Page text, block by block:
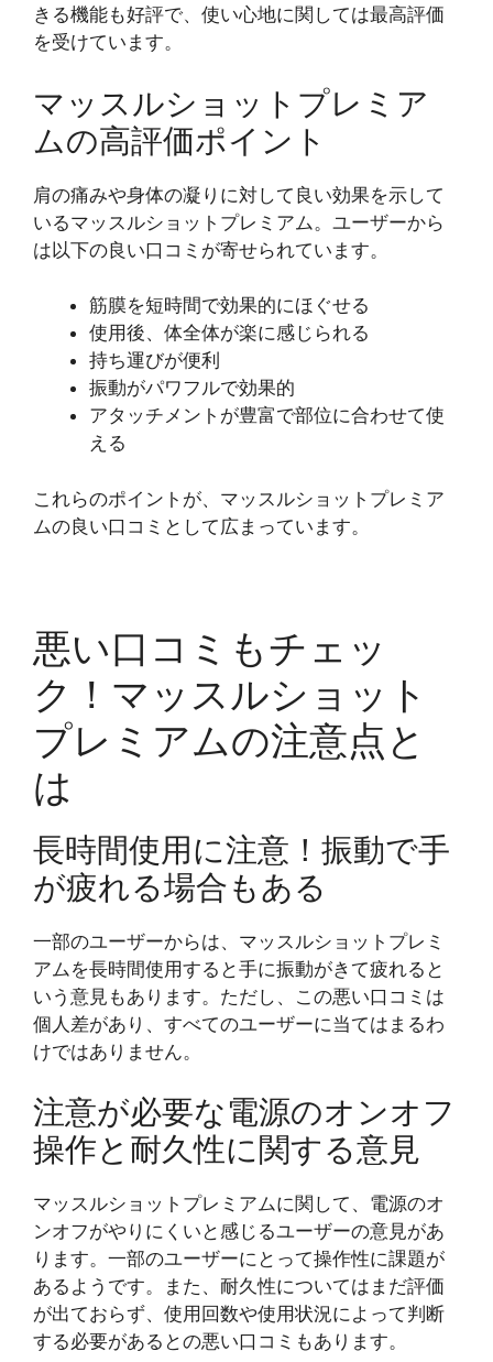
きる機能も好評で、使い心地に関しては最高評価
を受けています。
マッスルショットプレミア
ムの高評価ポイント
肩の痛みや身体の凝りに対して良い効果を示して
いるマッスルショットプレミアム。ユーザーから
は以下の良い口コミが寄せられています。
筋膜を短時間で効果的にほぐせる
使用後、体全体が楽に感じられる
持ち運びが便利
振動がパワフルで効果的
アタッチメントが豊富で部位に合わせて使
える
これらのポイントが、マッスルショットプレミア
ムの良い口コミとして広まっています。
悪い口コミもチェッ
ク！マッスルショット
プレミアムの注意点と
は
長時間使用に注意！振動で手
が疲れる場合もある
一部のユーザーからは、マッスルショットプレミ
アムを長時間使用すると手に振動がきて疲れると
いう意見もあります。ただし、この悪い口コミは
個人差があり、すべてのユーザーに当てはまるわ
けではありません。
注意が必要な電源のオンオフ
操作と耐久性に関する意見
マッスルショットプレミアムに関して、電源のオ
ンオフがやりにくいと感じるユーザーの意見があ
ります。一部のユーザーにとって操作性に課題が
あるようです。また、耐久性についてはまだ評価
が出ておらず、使用回数や使用状況によって判断
する必要があるとの悪い口コミもあります。